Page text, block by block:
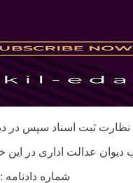
شماره دادنامه : 9109970900701609